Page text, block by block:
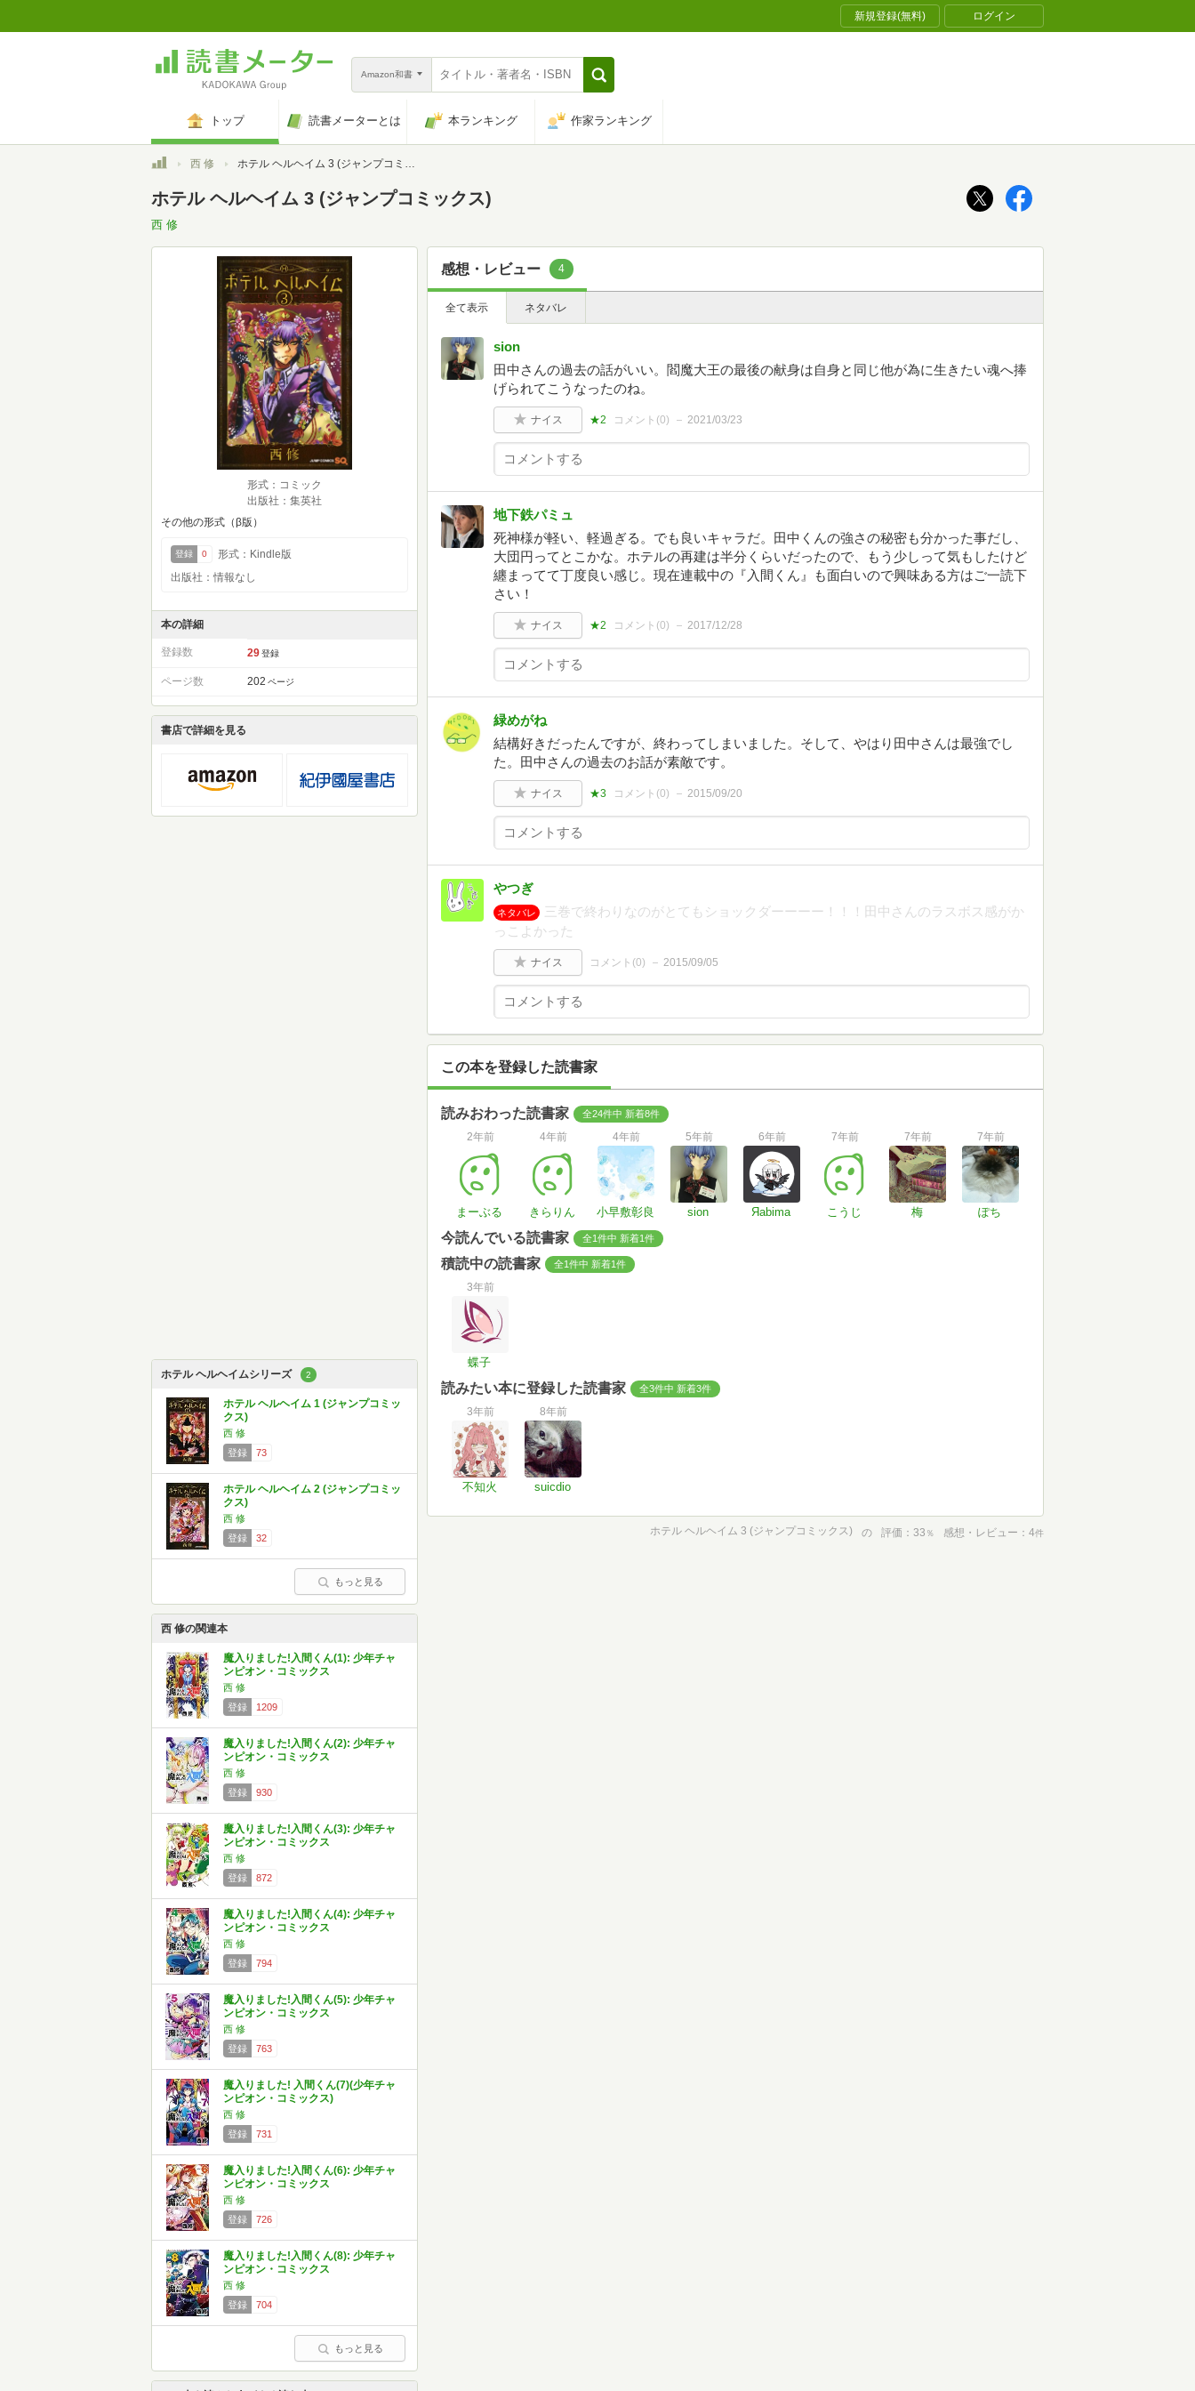
新規登録(無料) ログイン
Amazon和書
トップ 読書メーターとは 本ランキング 作家ランキング
トップ西 修 ホテル ヘルヘイム 3 (ジャンプコミックス)
ホテル ヘルヘイム 3 (ジャンプコミックス)
西 修
形式：コミック
出版社：集英社
その他の形式（β版）
登録 0
形式：Kindle版
出版社：情報なし
本の詳細
登録数 29 登録
ページ数 202 ページ
書店で詳細を見る
ホテル ヘルヘイムシリーズ 2
ホテル ヘルヘイム 1 (ジャンプコミッ
クス)
西 修
登録
73
ホテル ヘルヘイム 2 (ジャンプコミッ
クス)
西 修
登録
32
もっと見る
西 修の関連本
魔入りました!入間くん(1): 少年チャ
ンピオン・コミックス
西 修
登録
1209
魔入りました!入間くん(2): 少年チャ
ンピオン・コミックス
西 修
登録
930
魔入りました!入間くん(3): 少年チャ
ンピオン・コミックス
西 修
登録
872
魔入りました!入間くん(4): 少年チャ
ンピオン・コミックス
西 修
登録
794
魔入りました!入間くん(5): 少年チャ
ンピオン・コミックス
西 修
登録
763
魔入りました! 入間くん(7)(少年チャ
ンピオン・コミックス)
西 修
登録
731
魔入りました!入間くん(6): 少年チャ
ンピオン・コミックス
西 修
登録
726
魔入りました!入間くん(8): 少年チャ
ンピオン・コミックス
西 修
登録
704
もっと見る
感想・レビュー 4
全て表示 ネタバレ
sion
田中さんの過去の話がいい。閻魔大王の最後の献身は自身と同じ他が為に生きたい魂へ捧
げられてこうなったのね。
ナイス ★2 コメント(0) 2021/03/23
地下鉄パミュ
死神様が軽い、軽過ぎる。でも良いキャラだ。田中くんの強さの秘密も分かった事だし、
大団円ってとこかな。ホテルの再建は半分くらいだったので、もう少しって気もしたけど
纏まってて丁度良い感じ。現在連載中の『入間くん』も面白いので興味ある方はご一読下
さい！
ナイス ★2 コメント(0) 2017/12/28
緑めがね
結構好きだったんですが、終わってしまいました。そして、やはり田中さんは最強でし
た。田中さんの過去のお話が素敵です。
ナイス ★3 コメント(0) 2015/09/20
やつぎ
ネタバレ
三巻で終わりなのがとてもショックダーーーー！！！田中さんのラスボス感がか
っこよかった
ナイス コメント(0) 2015/09/05
この本を登録した読書家
読みおわった読書家 全24件中 新着8件
2年前
まーぶる
4年前
きらりん
4年前
小早敷彰良
5年前
sion
6年前
Яabima
7年前
こうじ
7年前
梅
7年前
ぽち
今読んでいる読書家 全1件中 新着1件
積読中の読書家 全1件中 新着1件
3年前
蝶子
読みたい本に登録した読書家 全3件中 新着3件
3年前
不知火
8年前
suicdio
ホテル ヘルヘイム 3 (ジャンプコミックス) の 評価 33 ％ 感想・レビュー 4件